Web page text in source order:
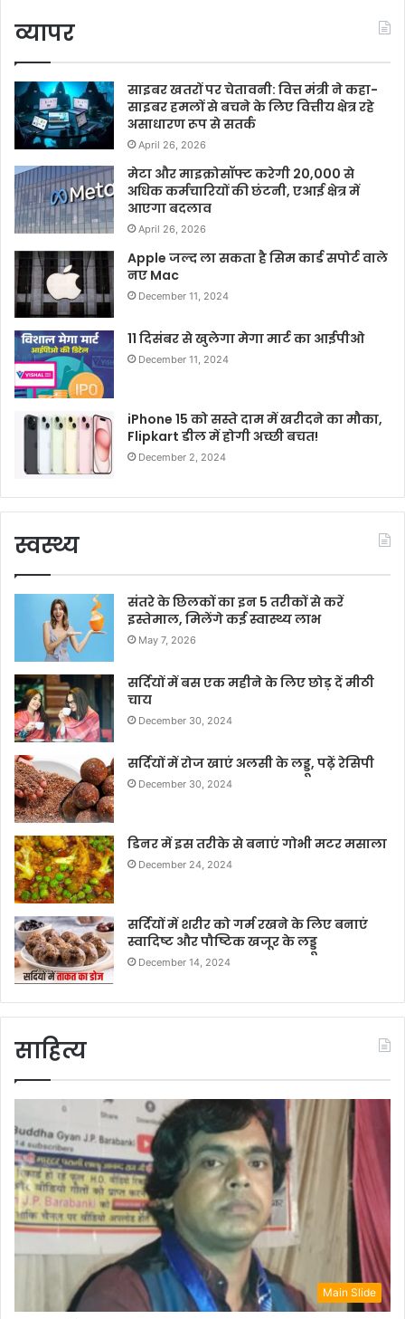
व्यापर
साइबर खतरों पर चेतावनी: वित्त मंत्री ने कहा-
साइबर हमलों से बचने के लिए वित्तीय क्षेत्र रहे
असाधारण रूप से सतर्क
April 26, 2026
मेटा और माइक्रोसॉफ्ट करेगी 20,000 से
अधिक कर्मचारियों की छंटनी, एआई क्षेत्र में
आएगा बदलाव
April 26, 2026
Apple जल्द ला सकता है सिम कार्ड सपोर्ट वाले
नए Mac
December 11, 2024
11 दिसंबर से खुलेगा मेगा मार्ट का आईपीओ
December 11, 2024
iPhone 15 को सस्ते दाम में खरीदने का मौका,
Flipkart डील में होगी अच्छी बचत!
December 2, 2024
स्वस्थ्य
संतरे के छिलकों का इन 5 तरीकों से करें
इस्तेमाल, मिलेंगे कई स्वास्थ्य लाभ
May 7, 2026
सर्दियों में बस एक महीने के लिए छोड़ दें मीठी
चाय
December 30, 2024
सर्दियों में रोज खाएं अलसी के लड्डू, पढ़ें रेसिपी
December 30, 2024
डिनर में इस तरीके से बनाएं गोभी मटर मसाला
December 24, 2024
सर्दियों में शरीर को गर्म रखने के लिए बनाएं
स्वादिष्ट और पौष्टिक खजूर के लड्डू
December 14, 2024
साहित्य
Main Slide